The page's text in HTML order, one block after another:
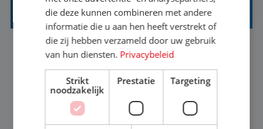
boeken! ...
REISADVISEUR ALLROUND
Aalsmeer, Noord-Holland, Nederland
33-36 uur
MBO
Een vakantie plannen is het leukste dat er is. Of
het nu voor jezelf is, of voor een ander: jij vindt
die deze kunnen combineren met andere
informatie die u aan hen heeft verstrekt of
die zij hebben verzameld door uw gebruik
van hun diensten. Privacybeleid
Strikt
noodzakelijk
Prestatie Targeting